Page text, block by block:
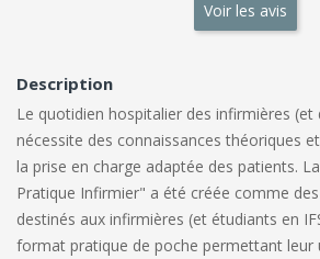
Voir les avis
Description
Le quotidien hospitalier des infirmières (et
nécessite des connaissances théoriques
la prise en charge adaptée des patients.
Pratique Infirmier" a été créée comme
destinés aux infirmières (et étudiants en
format pratique de poche permettant leur